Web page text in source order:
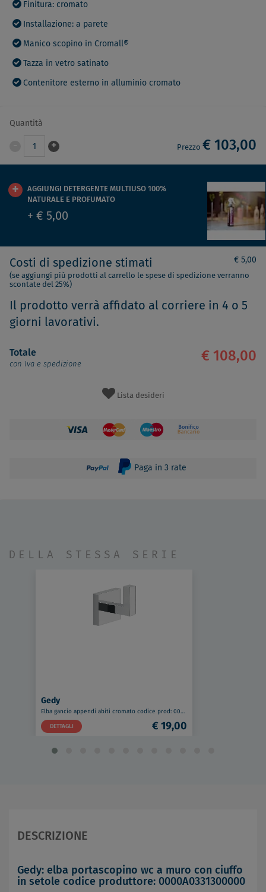
Finitura: cromato
Installazione: a parete
Manico scopino in Cromall®
Tazza in vetro satinato
Contenitore esterno in alluminio cromato
Quantità
1 + Prezzo € 103,00
AGGIUNGI DETERGENTE MULTIUSO 100%
NATURALE E PROFUMATO
+ € 5,00
Costi di spedizione stimati € 5,00
(se aggiungi più prodotti al carrello le spese di spedizione verranno
scontate del 25%)
Il prodotto verrà affidato al corriere in 4 o 5
giorni lavorativi.
Totale
con Iva e spedizione
€ 108,00
Lista desideri
Paga in 3 rate
DELLA STESSA SERIE
Gedy
Elba gancio appendi abiti cromato codice prod: 0000A0261300000
DETTAGLI
€ 19,00
DESCRIZIONE
Gedy: elba portascopino wc a muro con ciuffo
in setole codice produttore: 0000A0331300000